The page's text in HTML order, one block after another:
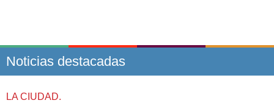
Noticias destacadas
LA CIUDAD.